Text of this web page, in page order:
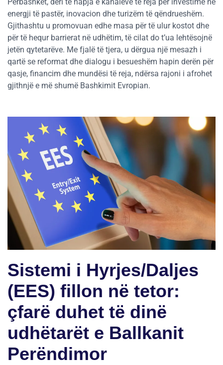
energji të pastër, inovacion dhe turizëm të qëndrueshëm.
Gjithashtu u promovuan edhe masa për të ulur kostot dhe
për të hequr barrierat në udhëtim, të cilat do t’ua lehtësojnë
jetën qytetarëve. Me fjalë të tjera, u dërgua një mesazh i
qartë se reformat dhe dialogu i besueshëm hapin derën për
qasje, financim dhe mundësi të reja, ndërsa rajoni i afrohet
gjithnjë e më shumë Bashkimit Evropian.
Sistemi i Hyrjes/Daljes
(EES) fillon në tetor:
çfarë duhet të dinë
udhëtarët e Ballkanit
Perëndimor